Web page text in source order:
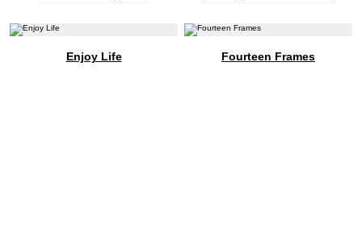
Enjoy Life Fourteen Frames